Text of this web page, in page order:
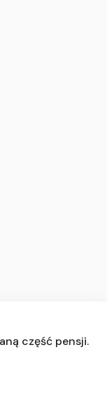
część pensji.